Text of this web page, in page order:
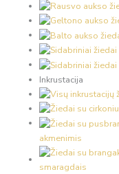
Inkrustacija
akmenimis